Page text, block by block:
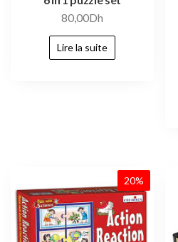
80,00Dh
Lire la suite
20%